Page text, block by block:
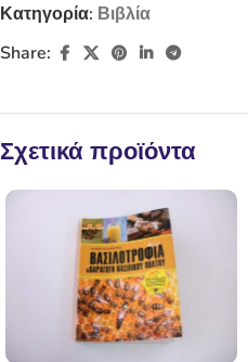
Κατηγορία: Βιβλία
Share:
Σχετικά προϊόντα